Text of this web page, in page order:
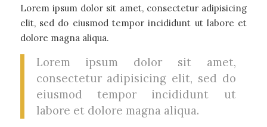
Lorem ipsum dolor sit amet, consectetur adipisicing
elit, sed do eiusmod tempor incididunt ut labore et
dolore magna aliqua.
Lorem ipsum dolor sit amet,
consectetur adipisicing elit, sed do
eiusmod tempor incididunt ut
labore et dolore magna aliqua.